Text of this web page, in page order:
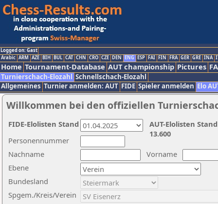
Logged on: Gast
Arabic ARM AZE BIH BUL CAT CHN CRO CZE DEN ENG ESP FAI FIN FRA GER GRE INA
Home Tournament-Database AUT championship Pictures
Turnierschach-Elozahl Schnellschach-Elozahl
Allgemeines Turnier anmelden: AUT FIDE Spieler anmelden Elo
Willkommen bei den offiziellen
Nachname
Vorname
Ebene
Personennummer
Bundesland
Spgem./Kreis/Verein
AUT-Elolisten
13.600
FIDE-Elolisten Stand